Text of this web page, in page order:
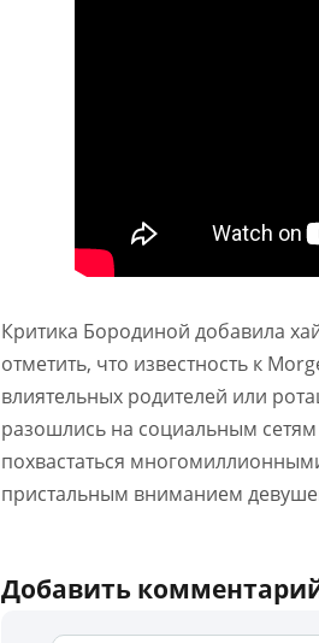
Критика Бородиной добавила
отметить, что известность к
влиятельных родителей или
разошлись на социальным
похвастаться
пристальным вниманием
Добавить